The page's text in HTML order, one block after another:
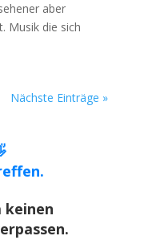
aber
Musik die sich
Nächste Einträge »
keinen